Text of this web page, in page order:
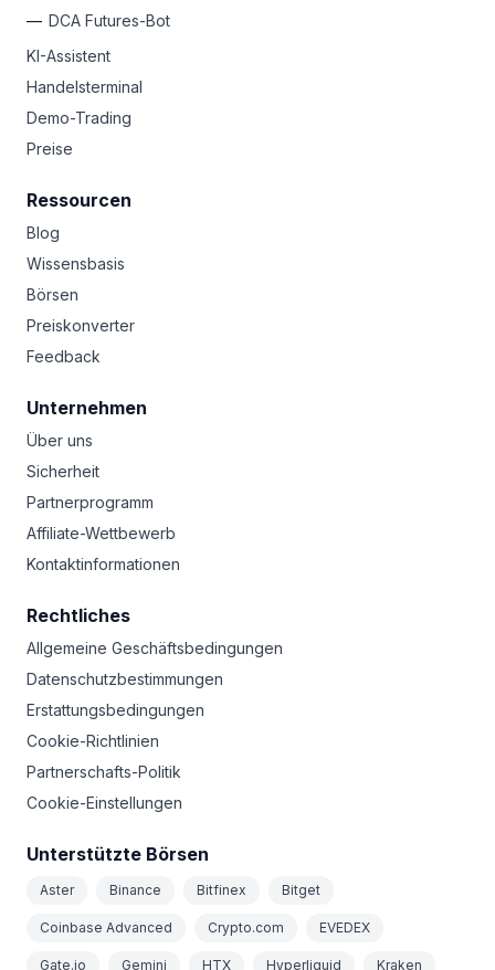
DCA Futures-Bot
KI-Assistent
Handelsterminal
Demo-Trading
Preise
Ressourcen
Blog
Wissensbasis
Börsen
Preiskonverter
Feedback
Unternehmen
Über uns
Sicherheit
Partnerprogramm
Affiliate-Wettbewerb
Kontaktinformationen
Rechtliches
Allgemeine Geschäftsbedingungen
Datenschutzbestimmungen
Erstattungsbedingungen
Cookie-Richtlinien
Partnerschafts-Politik
Cookie-Einstellungen
Unterstützte Börsen
Aster Binance Bitfinex Bitget
Coinbase Advanced Crypto.com EVEDEX
Gate.io Gemini HTX Hyperliquid Kraken